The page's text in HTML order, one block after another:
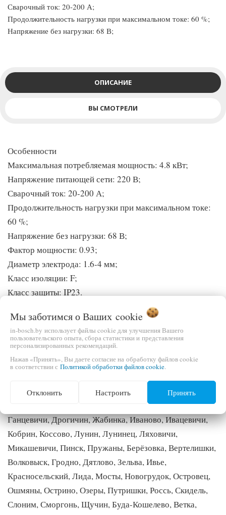
Сварочный ток: 20-200 А;
Продолжительность нагрузки при максимальном токе: 60 %;
Напряжение без нагрузки: 68 В;
ОПИСАНИЕ
ВЫ СМОТРЕЛИ
Особенности
Максимальная потребляемая мощность: 4.8 кВт;
Напряжение питающей сети: 220 В;
Сварочный ток: 20-200 А;
Продолжительность нагрузки при максимальном токе:
60 %;
Напряжение без нагрузки: 68 В;
Фактор мощности: 0.93;
Диаметр электрода: 1.6-4 мм;
Класс изоляции: F;
Класс защиты: IP23.
Мы доставим в города Минск, Березино, Борисов,
Вилейка, Воложин, Дзержинск, Жодино, Заславль,
Клецк, Копыль, Крупки, Логойск, Любань, Марьина
Солигорск, Старые Дороги, Столбцы, Узда, Фаниполь,
Антополь, Белоозерск, Барановичи, Береза, Брест,
Ганцевичи, Дрогичин, Жабинка, Иваново, Ивацевичи,
Кобрин, Коссово, Лунин, Лунинец, Ляховичи,
Микашевичи, Пинск, Пружаны, Берёзовка, Вертелишки,
Волковыск, Гродно, Дятлово, Зельва, Ивье,
Красносельский, Лида, Мосты, Новогрудок, Островец,
Ошмяны, Острино, Озеры, Путришки, Россь, Скидель,
Слоним, Сморгонь, Щучин, Буда-Кошелево, Ветка,
Мы заботимся о Ваших cookie
in-bosch.by использует файлы cookie для улучшения Вашего
пользовательского опыта, сбора статистики и представления
персонализированных рекомендаций.
Нажав «Принять», Вы даете согласие на обработку файлов cookie
в соответствии с Политикой обработки файлов cookie.
Отклонить Настроить Принять